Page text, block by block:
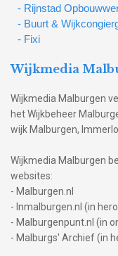
- Rijnstad
- Buurt &
- Fixi
Wijkmedia
Wijkmedia Malburgen
het Wijkbeheer
wijk Malburgen,
Wijkmedia Malburgen
websites:
- Malburgen.nl
- Inmalburgen.nl (in
- Malburgenpunt.nl (in
- Malburgs' Archief (in